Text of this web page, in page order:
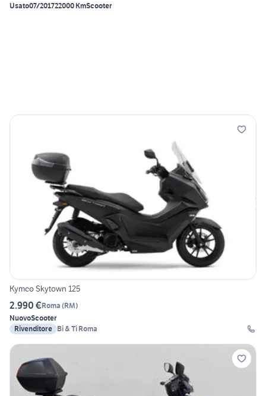
Usato07/201722000 KmScooter
Kymco Skytown 125
2.990 €Roma (RM)
NuovoScooter
Rivenditore
Bi & Ti Roma